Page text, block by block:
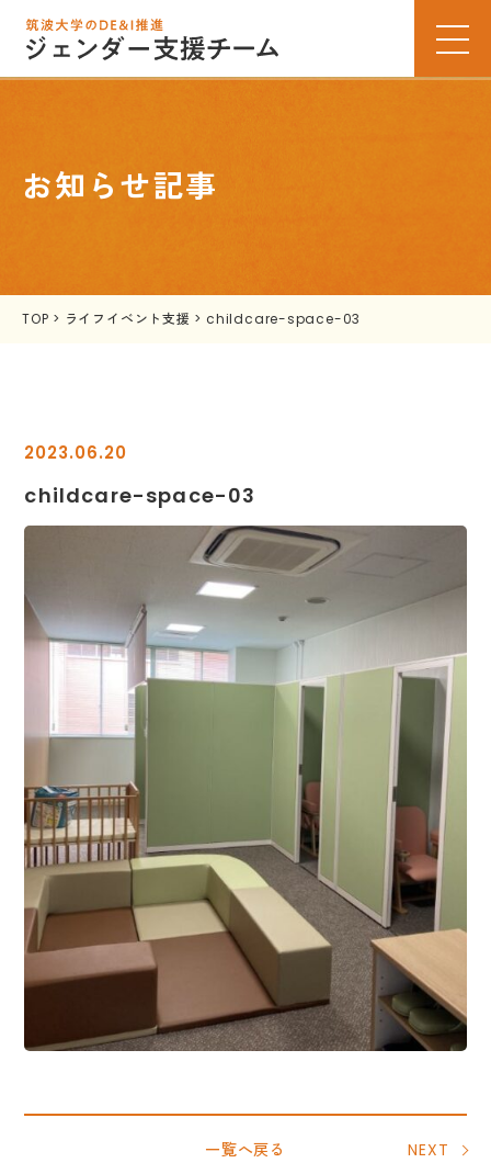
お知らせ記事
TOP > ライフイベント支援 >childcare-space-03
2023.06.20
childcare-space-03
一覧へ戻る NEXT